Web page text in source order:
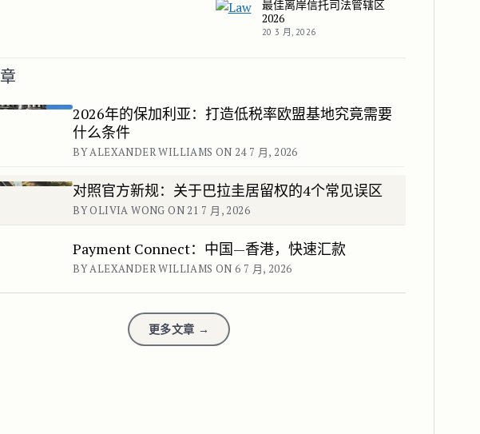
最佳离岸信托司法管辖区 2026
最佳离岸信托司法管辖区
2026
20 3 月, 2026
2026年的保加利亚：打造低税率欧盟基地究竟需要
什么条件
BY ALEXANDER WILLIAMS ON 24 7 月, 2026
对照官方新规：关于巴拉圭居留权的4个常见误区
BY OLIVIA WONG ON 21 7 月, 2026
Payment Connect：中国—香港，快速汇款
BY ALEXANDER WILLIAMS ON 6 7 月, 2026
更多文章 →